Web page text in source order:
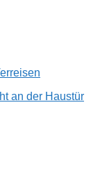
an der Haustür